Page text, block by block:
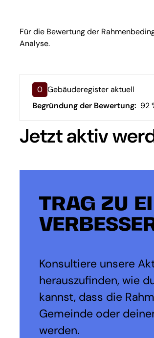
Für die Bewertung der
Analyse.
0 Gebäuderegister aktuell
Begründung der Bewertung: 92
Jetzt aktiv
TRAG ZU
Konsultiere unsere
herauszufinden, wie
kannst, dass die
Gemeinde oder
werden.